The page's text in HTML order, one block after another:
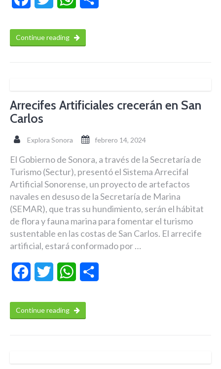
Continue reading
Arrecifes Artificiales crecerán en San
Carlos
Explora Sonora febrero 14, 2024
El Gobierno de Sonora, a través de la Secretaría de
Turismo (Sectur), presentó el Sistema Arrecifal
Artificial Sonorense, un proyecto de artefactos
navales en desuso de la Secretaría de Marina
(SEMAR), que tras su hundimiento, serán el hábitat
de flora y fauna marina para fomentar el turismo
sustentable en las costas de San Carlos. El arrecife
artificial, estará conformado por …
FacebookTwitter WhatsApp
Continue reading